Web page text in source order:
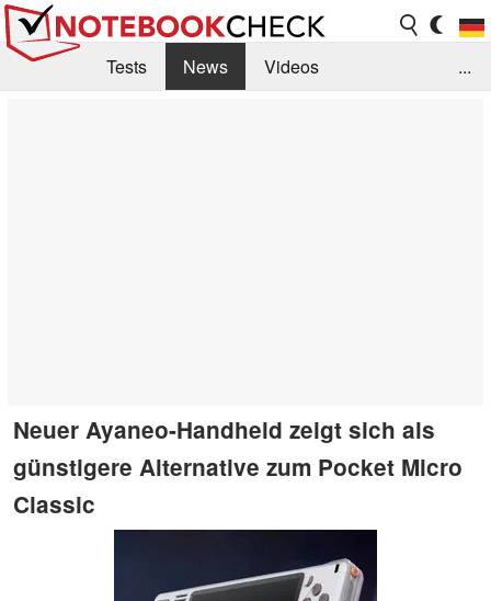
Tests News
Videos
...
Neuer Ayaneo-Handheld zeigt sich als
günstigere Alternative zum Pocket Micro
Classic